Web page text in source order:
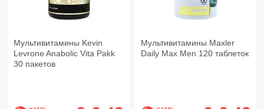
Мультивитамины Kevin
Levrone Anabolic Vita Pakk
30 пакетов
Мультивитамины Maxler
Daily Max Men 120 таблеток